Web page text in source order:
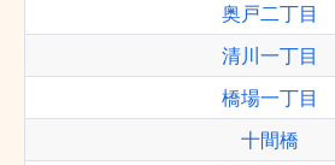
奥戸二丁目
清川一丁目
橋場一丁目
十間橋